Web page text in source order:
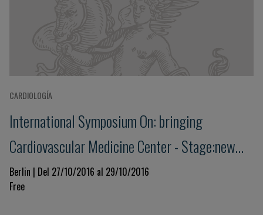
CARDIOLOGÍA
International Symposium On: bringing
Cardiovascular Medicine Center - Stage:new
Trends Today And Tomorrow
Berlin | Del 27/10/2016 al 29/10/2016
Free